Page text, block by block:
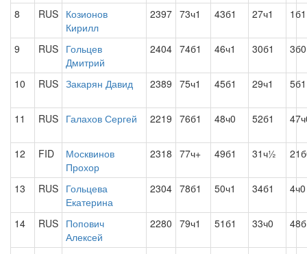
8 RUS Козионов
Кирилл
2397 73ч1 43б1 27ч1 1б1
9 RUS Гольцев
Дмитрий
2404 74б1 46ч1 30б1 3б0
10 RUS Закарян Давид 2389 75ч1 45б1 29ч1 5б1
11 RUS Галахов Сергей 2219 76б1 48ч0 52б1
12 FID
Москвинов
Прохор
2318 77ч+ 49б1 31ч½
13 RUS Гольцева
Екатерина
2304 78б1 50ч1 34б1 4ч0
14 RUS Попович
Алексей
2280 79ч1 51б1 33ч0